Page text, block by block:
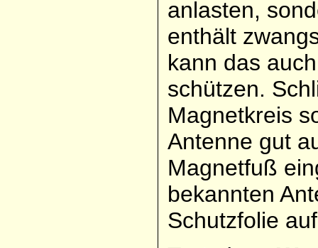
anlasten,
enthält
kann das
schützen.
Magnetkreis
Antenne gut
Magnetfuß
bekannten
Schutzfolie